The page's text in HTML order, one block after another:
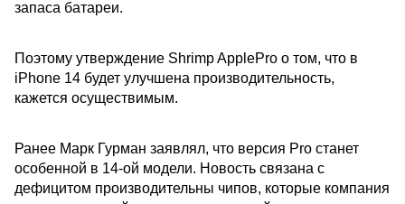
запаса батареи.
Поэтому утверждение Shrimp ApplePro о том, что в
iPhone 14 будет улучшена производительность,
кажется осуществимым.
Ранее Марк Гурман заявлял, что версия Pro станет
особенной в 14-ой модели. Новость связана с
дефицитом производительны чипов, которые компания